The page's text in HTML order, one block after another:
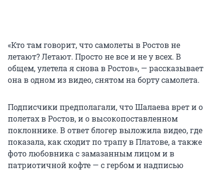
«Кто там говорит, что самолеты в Ростов не
летают? Летают. Просто не все и не у всех. В
общем, улетела я снова в Ростов», — рассказывает
она в одном из видео, снятом на борту самолета.
Подписчики предполагали, что Шалаева врет и о
полетах в Ростов, и о высокопоставленном
поклоннике. В ответ блогер выложила видео, где
показала, как сходит по трапу в Платове, а также
фото любовника с замазанным лицом и в
патриотичной кофте — с гербом и надписью